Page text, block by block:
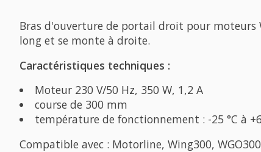
Bras d'ouverture de portail droit pour moteurs
long et se monte à droite.
Caractéristiques techniques :
Moteur 230 V/50 Hz, 350 W, 1,2 A
course de 300 mm
température de fonctionnement : -25 °C à
Compatible avec : Motorline, Wing300,